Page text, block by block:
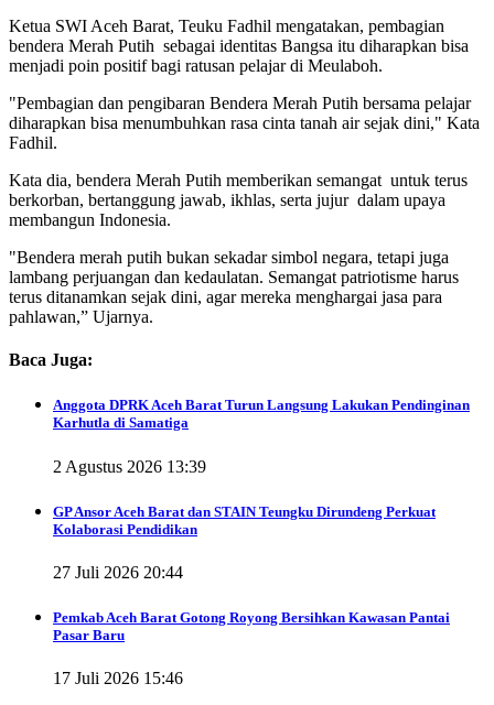
Ketua SWI Aceh Barat, Teuku Fadhil mengatakan, pembagian
bendera Merah Putih sebagai identitas Bangsa itu diharapkan bisa
menjadi poin positif bagi ratusan pelajar di Meulaboh.
"Pembagian dan pengibaran Bendera Merah Putih bersama pelajar
diharapkan bisa menumbuhkan rasa cinta tanah air sejak dini," Kata
Fadhil.
Kata dia, bendera Merah Putih memberikan semangat untuk terus
berkorban, bertanggung jawab, ikhlas, serta jujur dalam upaya
membangun Indonesia.
"Bendera merah putih bukan sekadar simbol negara, tetapi juga
lambang perjuangan dan kedaulatan. Semangat patriotisme harus
terus ditanamkan sejak dini, agar mereka menghargai jasa para
pahlawan,” Ujarnya.
Baca Juga:
Anggota DPRK Aceh Barat Turun Langsung Lakukan Pendinginan
Karhutla di Samatiga
2 Agustus 2026 13:39
GP Ansor Aceh Barat dan STAIN Teungku Dirundeng Perkuat
Kolaborasi Pendidikan
27 Juli 2026 20:44
Pemkab Aceh Barat Gotong Royong Bersihkan Kawasan Pantai
Pasar Baru
17 Juli 2026 15:46